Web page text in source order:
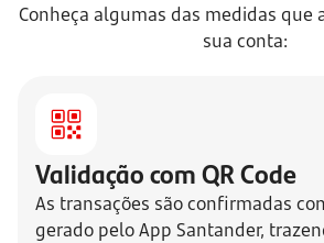
Conheça algumas das medidas que
sua conta:
Validação com QR Code
As transações são confirmadas
gerado pelo App Santander,